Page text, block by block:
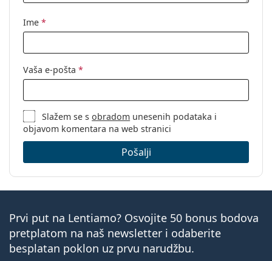
Ime *
Vaša e-pošta *
Slažem se sobradom unesenih podataka i
objavom komentara na web stranici
Pošalji
Prvi put na Lentiamo? Osvojite 50 bonus bodova
pretplatom na naš newsletter i odaberite
besplatan poklon uz prvu narudžbu.